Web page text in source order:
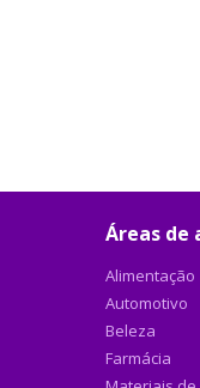
Áreas de
Alimentação
Automotivo
Beleza
Farmácia